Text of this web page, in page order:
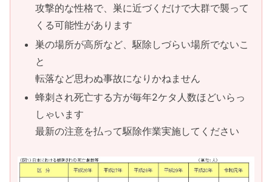
攻撃的な性格で、巣に近づくだけで大群で襲って
くる可能性があります
巣の場所が高所など、駆除しづらい場所でないこ
と
転落など思わぬ事故になりかねません
蜂刺され死亡する方が毎年2ケタ人数ほどいらっ
しゃいます
最新の注意を払って駆除作業実施してください